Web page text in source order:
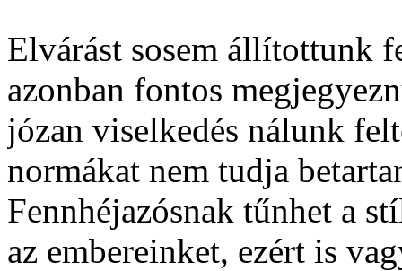
Elvárást sosem állítottunk
azonban fontos
józan viselkedés nálunk
normákat nem tudja
Fennhéjazósnak tűnhet a
az embereinket, ezért is